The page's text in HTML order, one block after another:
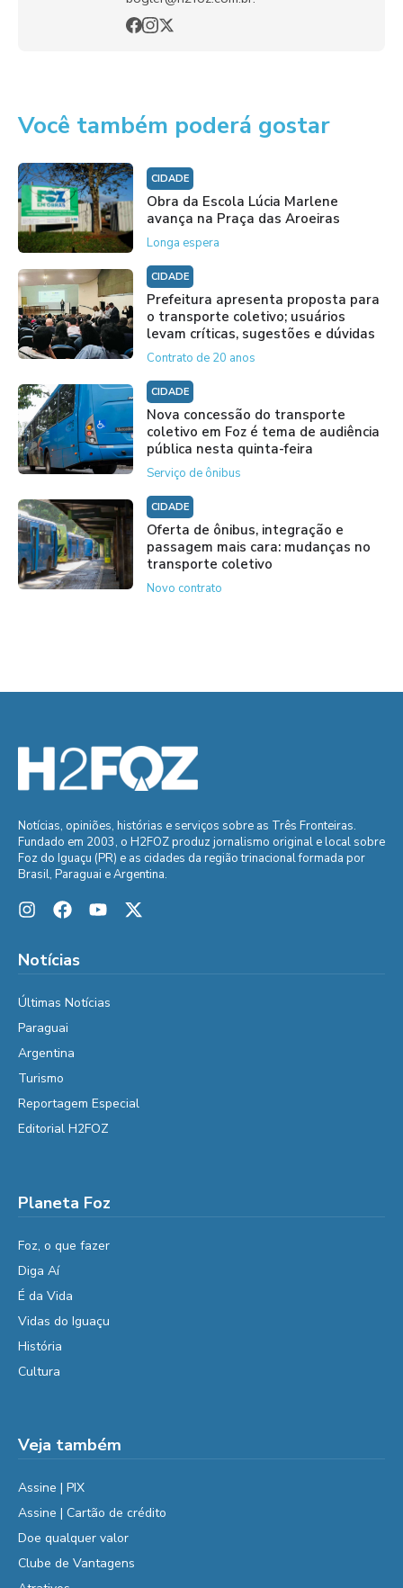
Você também poderá gostar
CIDADE
Obra da Escola Lúcia Marlene
avança na Praça das Aroeiras
Longa espera
CIDADE
Prefeitura apresenta proposta para
o transporte coletivo; usuários
levam críticas, sugestões e dúvidas
Contrato de 20 anos
CIDADE
Nova concessão do transporte
coletivo em Foz é tema de audiência
pública nesta quinta-feira
Serviço de ônibus
CIDADE
Oferta de ônibus, integração e
passagem mais cara: mudanças no
transporte coletivo
Novo contrato
Notícias, opiniões, histórias e serviços sobre as Três Fronteiras.
Fundado em 2003, o H2FOZ produz jornalismo original e local sobre
Foz do Iguaçu (PR) e as cidades da região trinacional formada por
Brasil, Paraguai e Argentina.
Notícias
Últimas Notícias
Paraguai
Argentina
Turismo
Reportagem Especial
Editorial H2FOZ
Planeta Foz
Foz, o que fazer
Diga Aí
É da Vida
Vidas do Iguaçu
História
Cultura
Veja também
Assine | PIX
Assine | Cartão de crédito
Doe qualquer valor
Clube de Vantagens